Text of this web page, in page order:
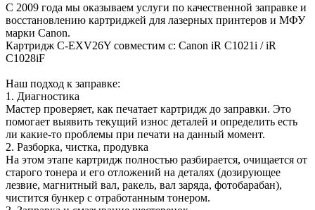
С 2009 года мы оказываем услуги по качественной заправке и
восстановлению картриджей для лазерных принтеров и МФУ
марки Canon.
Картридж C-EXV26Y совместим с: Canon iR C1021i / iR
C1028iF
Наш подход к заправке:
1. Диагностика
Мастер проверяет, как печатает картридж до заправки. Это
помогает выявить текущий износ деталей и определить есть
ли какие-то проблемы при печати на данный момент.
2. Разборка, чистка, продувка
На этом этапе картридж полностью разбирается, очищается от
старого тонера и его отложений на деталях (дозирующее
лезвие, магнитный вал, ракель, вал заряда, фотобарабан),
чистится бункер с отработанным тонером.